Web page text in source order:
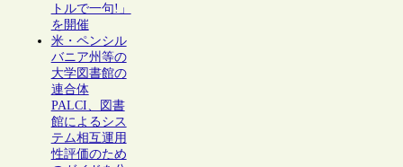
トルで一句!」
を開催
米・ペンシル
バニア州等の
大学図書館の
連合体
PALCI、図書
館によるシス
テム相互運用
性評価のため